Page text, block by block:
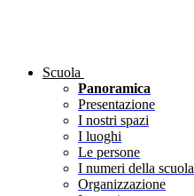
Scuola
Panoramica
Presentazione
I nostri spazi
I luoghi
Le persone
I numeri della scuola
Organizzazione